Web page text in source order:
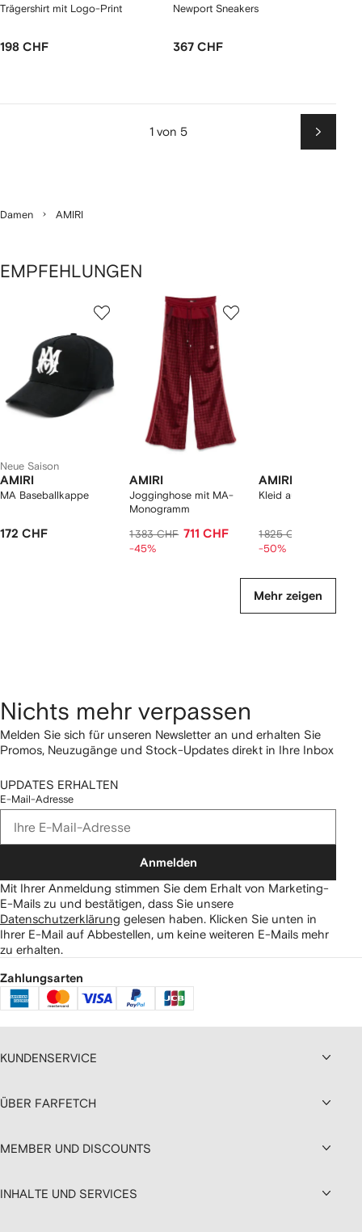
Trägershirt mit Logo-Print
198 CHF
Newport Sneakers
367 CHF
1 von 5
Weiter
Damen AMIRI
EMPFEHLUNGEN
Neue Saison
AMIRI
MA Baseballkappe
172 CHF
AMIRI
Jogginghose mit MA-
Monogramm
1 383 CHF 711 CHF
-45%
AMIRI
Kleid aus Satin
1 825 CHF
-50%
Mehr zeigen
Nichts mehr verpassen
Melden Sie sich für unseren Newsletter an und erhalten Sie
Promos, Neuzugänge und Stock-Updates direkt in Ihre Inbox
UPDATES ERHALTEN
E-Mail-Adresse
Anmelden
Mit Ihrer Anmeldung stimmen Sie dem Erhalt von Marketing-
E-Mails zu und bestätigen, dass Sie unsere
Datenschutzerklärung gelesen haben. Klicken Sie unten in
Ihrer E-Mail auf Abbestellen, um keine weiteren E-Mails mehr
zu erhalten.
Zahlungsarten
KUNDENSERVICE
ÜBER FARFETCH
MEMBER UND DISCOUNTS
INHALTE UND SERVICES